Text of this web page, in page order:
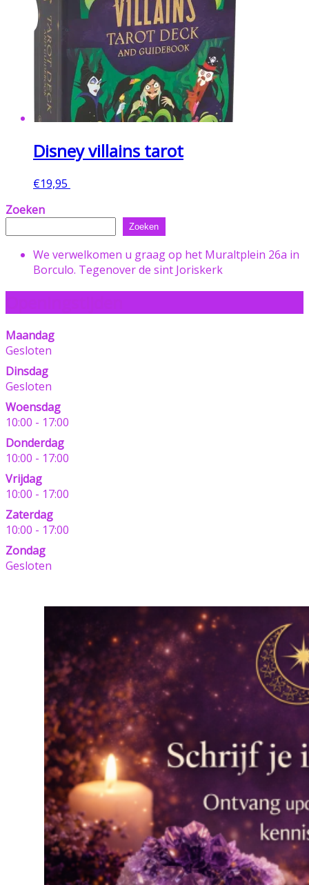
Disney villains tarot
€19,95
Zoeken
Zoeken
We verwelkomen u graag op het Muraltplein 26a in
Borculo. Tegenover de sint Joriskerk
Maandag
Gesloten
Dinsdag
Gesloten
Woensdag
10:00 - 17:00
Donderdag
10:00 - 17:00
Vrijdag
10:00 - 17:00
Zaterdag
10:00 - 17:00
Zondag
Gesloten